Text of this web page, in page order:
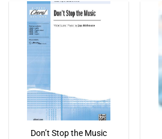
Don’t Stop the Music